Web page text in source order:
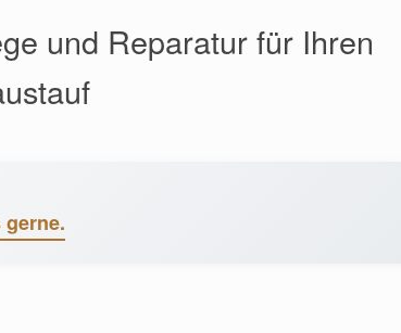
und Reparatur für Ihren